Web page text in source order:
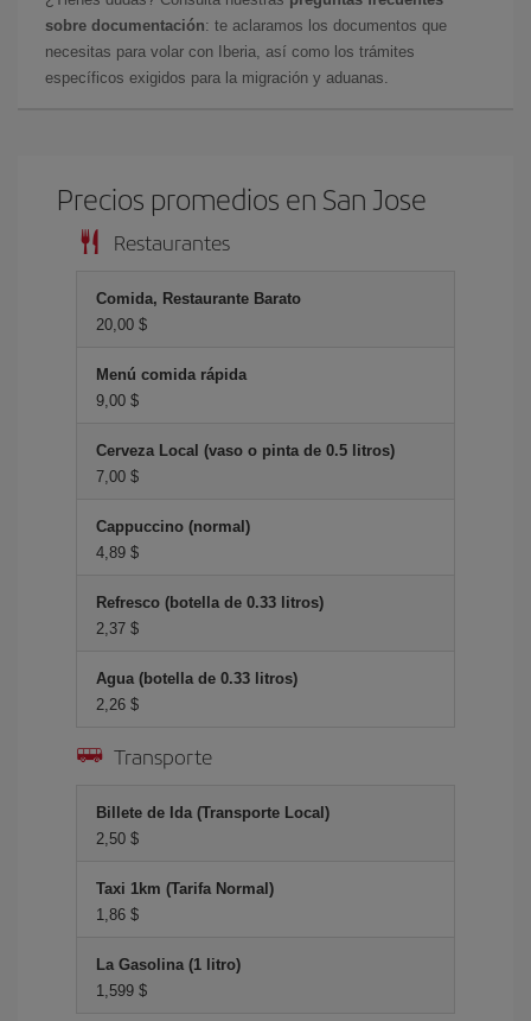
sobre documentación: te aclaramos los documentos que
necesitas para volar con Iberia, así como los trámites
específicos exigidos para la migración y aduanas.
Precios promedios en San Jose
Restaurantes
Comida, Restaurante Barato
20,00 $
Menú comida rápida
9,00 $
Cerveza Local (vaso o pinta de 0.5 litros)
7,00 $
Cappuccino (normal)
4,89 $
Refresco (botella de 0.33 litros)
2,37 $
Agua (botella de 0.33 litros)
2,26 $
Transporte
Billete de Ida (Transporte Local)
2,50 $
Taxi 1km (Tarifa Normal)
1,86 $
La Gasolina (1 litro)
1,599 $